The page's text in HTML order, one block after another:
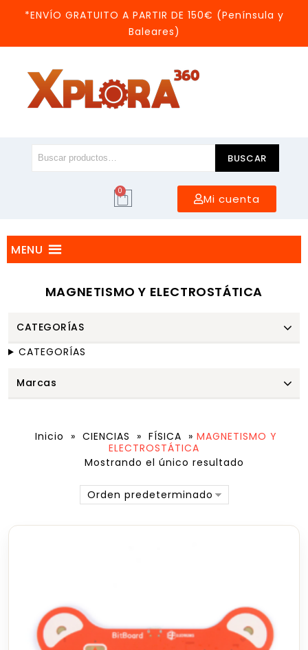
*ENVÍO GRATUITO A PARTIR DE 150€ (Península y
Baleares)
BUSCAR
0
Mi cuenta
MENU
MAGNETISMO Y ELECTROSTÁTICA
Inicio » CIENCIAS » FÍSICA » MAGNETISMO Y
ELECTROSTÁTICA
Mostrando el único resultado
Orden predeterminado
CATEGORÍAS
CATEGORÍAS
Marcas